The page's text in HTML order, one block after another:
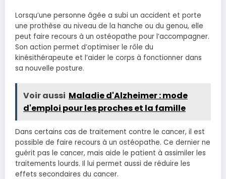
Lorsqu’une personne âgée a subi un accident et porte
une prothèse au niveau de la hanche ou du genou, elle
peut faire recours à un ostéopathe pour l’accompagner.
Son action permet d’optimiser le rôle du
kinésithérapeute et l’aider le corps à fonctionner dans
sa nouvelle posture.
Voir aussi Maladie d'Alzheimer : mode
d'emploi pour les proches et la famille
Dans certains cas de traitement contre le cancer, il est
possible de faire recours à un ostéopathe. Ce dernier ne
guérit pas le cancer, mais aide le patient à assimiler les
traitements lourds. Il lui permet aussi de réduire les
effets secondaires du cancer.